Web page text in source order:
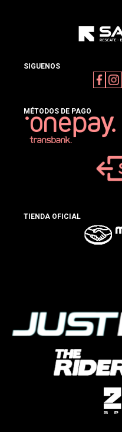
SIGUENOS
MÉTODOS DE PAGO
TIENDA OFICIAL